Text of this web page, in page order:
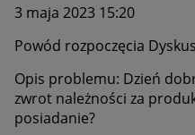
3 maja 2023 15:20
Powód rozpoczęcia
Opis problemu: Dzień
zwrot należności za
posiadanie?